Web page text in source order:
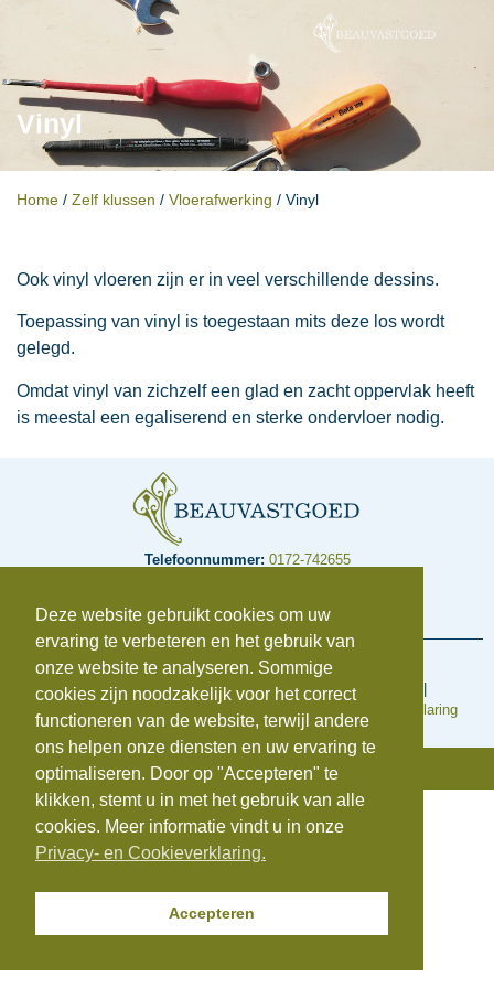
Vinyl
Home / Zelf klussen / Vloerafwerking / Vinyl
Ook vinyl vloeren zijn er in veel verschillende dessins.
Toepassing van vinyl is toegestaan mits deze los wordt
gelegd.
Omdat vinyl van zichzelf een glad en zacht oppervlak heeft
is meestal een egaliserend en sterke ondervloer nodig.
Telefoonnummer: 0172-742655
Voorwaarden en regelingen
Algemene inkoopvoorwaarden|Algemene Voorwaarden
Cookieverklaring
Disclaimer | Klachtenregeling | Privacyverklaring
© Copyright 2025 | Beauvastgoed
Deze website gebruikt cookies om uw
ervaring te verbeteren en het gebruik van
onze website te analyseren. Sommige
cookies zijn noodzakelijk voor het correct
functioneren van de website, terwijl andere
ons helpen onze diensten en uw ervaring te
optimaliseren. Door op "Accepteren" te
klikken, stemt u in met het gebruik van alle
cookies. Meer informatie vindt u in onze
Privacy- en Cookieverklaring.
Accepteren